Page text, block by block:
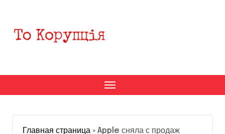
содержанию
Главная страница » Apple сняла с продаж